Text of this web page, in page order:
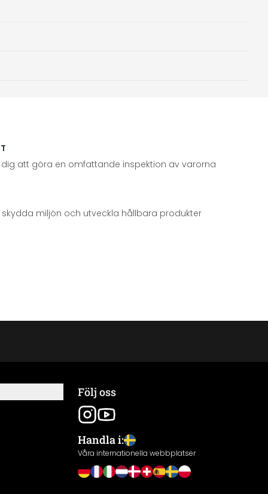
dig att göra en omfattande inspektion av varorna
miljön och utveckla hållbara produkter
Följ oss
Handla i:
Våra internationella webbplatser